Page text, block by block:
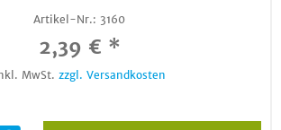
Artikel-Nr.: 3160
2,39 € *
MwSt. zzgl. Versandkosten